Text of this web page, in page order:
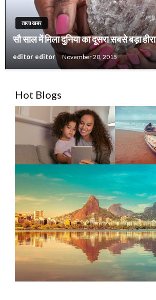
ताजा खबर
सौ साल में मिला दुनिया का दूसरा सबसे बड़ा हीरा
editor editor November 20, 2015
Hot Blogs